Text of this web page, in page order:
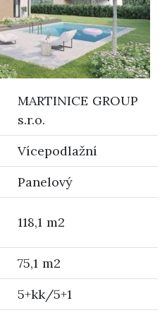
MARTINICE GROUP
s.r.o.
Vícepodlažní
Panelový
118,1 m2
75,1 m2
5+kk/5+1